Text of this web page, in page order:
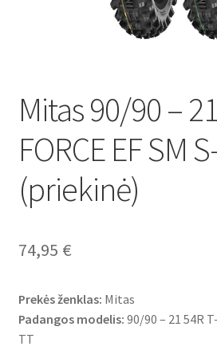
Mitas 90/90 –
FORCE EF SM
(priekinė)
74,95 €
Prekės ženklas: Mitas
Padangos modelis: 90/90 – 21 54R
TT